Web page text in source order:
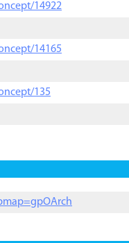
14922
14165
135